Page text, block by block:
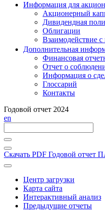
Информация для
Акционерный
Дивидендная
Облигации
Взаимодействие с
Дополнительная
Финансовая
Отчет о
Информация о
Глоссарий
Контакты
Годовой отчет 2024
en
Скачать PDF Годовой отчет
Центр загрузки
Карта сайта
Интерактивный анализ
Предыдущие отчеты